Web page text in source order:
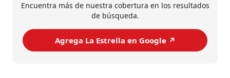
Encuentra más de nuestra cobertura en los resultados
de búsqueda.
Agrega La Estrella en Google ↗️